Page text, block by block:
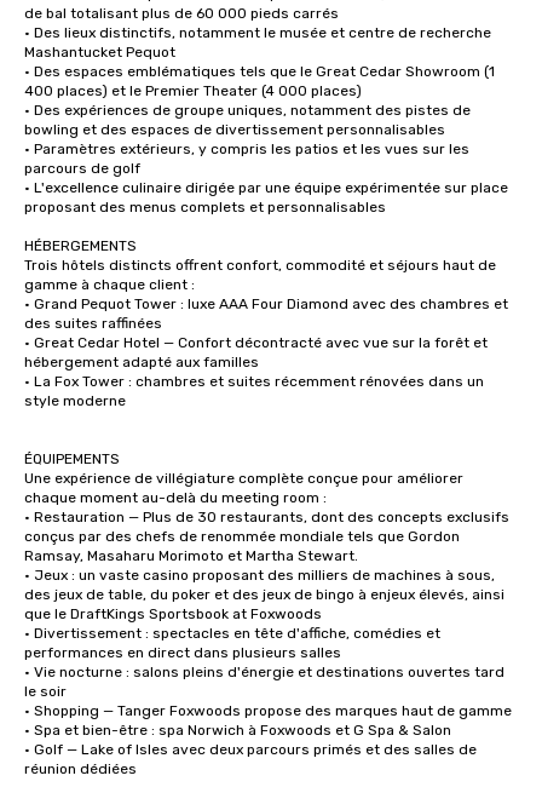
de bal totalisant plus de 60 000 pieds carrés
• Des lieux distinctifs, notamment le musée et centre de recherche
Mashantucket Pequot
• Des espaces emblématiques tels que le Great Cedar Showroom (1
400 places) et le Premier Theater (4 000 places)
• Des expériences de groupe uniques, notamment des pistes de
bowling et des espaces de divertissement personnalisables
• Paramètres extérieurs, y compris les patios et les vues sur les
parcours de golf
• L'excellence culinaire dirigée par une équipe expérimentée sur place
proposant des menus complets et personnalisables
HÉBERGEMENTS
Trois hôtels distincts offrent confort, commodité et séjours haut de
gamme à chaque client :
• Grand Pequot Tower : luxe AAA Four Diamond avec des chambres et
des suites raffinées
• Great Cedar Hotel — Confort décontracté avec vue sur la forêt et
hébergement adapté aux familles
• La Fox Tower : chambres et suites récemment rénovées dans un
style moderne
ÉQUIPEMENTS
Une expérience de villégiature complète conçue pour améliorer
chaque moment au-delà du meeting room :
• Restauration — Plus de 30 restaurants, dont des concepts exclusifs
conçus par des chefs de renommée mondiale tels que Gordon
Ramsay, Masaharu Morimoto et Martha Stewart.
• Jeux : un vaste casino proposant des milliers de machines à sous,
des jeux de table, du poker et des jeux de bingo à enjeux élevés, ainsi
que le DraftKings Sportsbook at Foxwoods
• Divertissement : spectacles en tête d'affiche, comédies et
performances en direct dans plusieurs salles
• Vie nocturne : salons pleins d'énergie et destinations ouvertes tard
le soir
• Shopping — Tanger Foxwoods propose des marques haut de gamme
• Spa et bien-être : spa Norwich à Foxwoods et G Spa & Salon
• Golf — Lake of Isles avec deux parcours primés et des salles de
réunion dédiées